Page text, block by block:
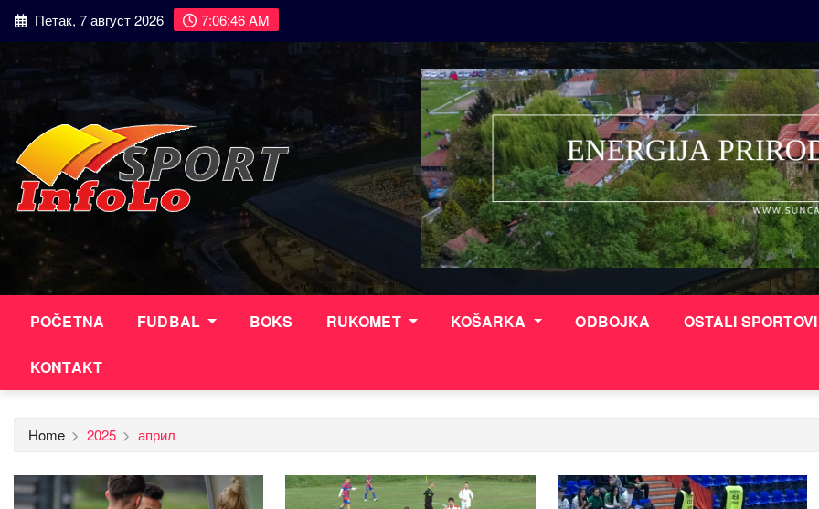
Skip
content
Петак, 7 август 2026 7:06:47 AM
POČETNA FUDBAL BOKS RUKOMET KOŠARKA ODBOJKA OSTALI
KONTAKT
Home 2025 април